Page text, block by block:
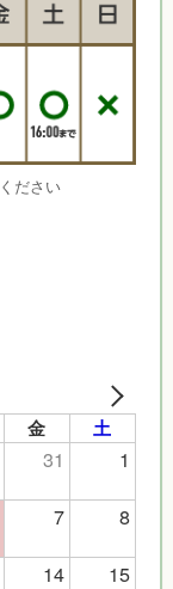
ださい
金 土
31
1
7 8
14
15